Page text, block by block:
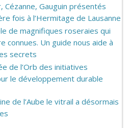
Cézanne, Gauguin présentés
fois à l’Hermitage de Lausanne
de magnifiques roseraies qui
connues. Un guide nous aide à
secrets
de l’Orb des initiatives
le développement durable
de l’Aube le vitrail a désormais